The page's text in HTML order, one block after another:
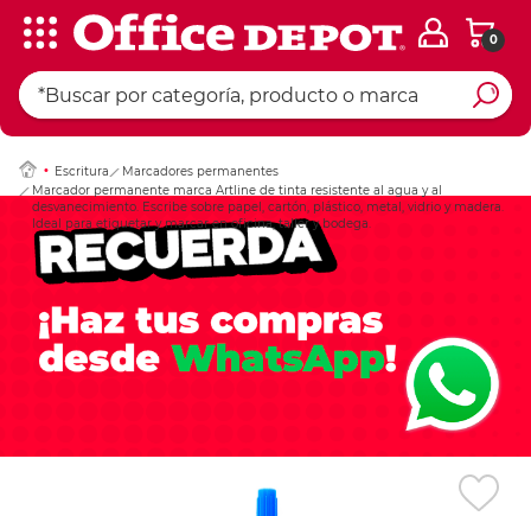
0
Escritura
Marcadores permanentes
Marcador permanente marca Artline de tinta resistente al agua y al
desvanecimiento. Escribe sobre papel, cartón, plástico, metal, vidrio y madera.
Ideal para etiquetar y marcar en oficina, taller y bodega.
Ingresar Codigo